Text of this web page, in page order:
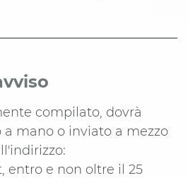
compilato, dovrà
a mano o inviato a mezzo
entro e non oltre il 25